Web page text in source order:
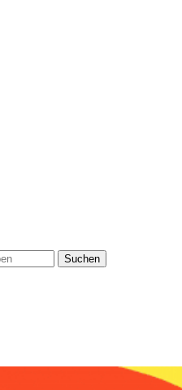
Suchen